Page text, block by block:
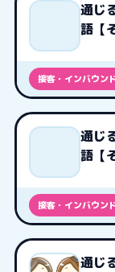
通じ
語【
接客・インバウン
通じ
語【
接客・インバウン
通じ